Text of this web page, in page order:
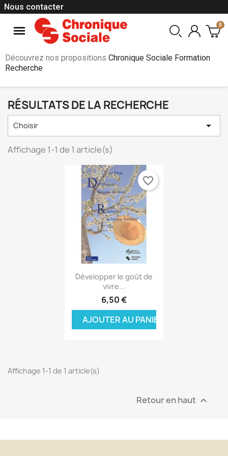
Nous contacter
Découvrez nos propositions Chronique Sociale Formation
Recherche
RÉSULTATS DE LA RECHERCHE
Choisir 
Affichage 1-1 de 1 article(s)
Aperçu rapide
Développer le goût de
vivre...
6,50 €
AJOUTER AU PANIER
favorite_border
Affichage 1-1 de 1 article(s)
Retour en haut 